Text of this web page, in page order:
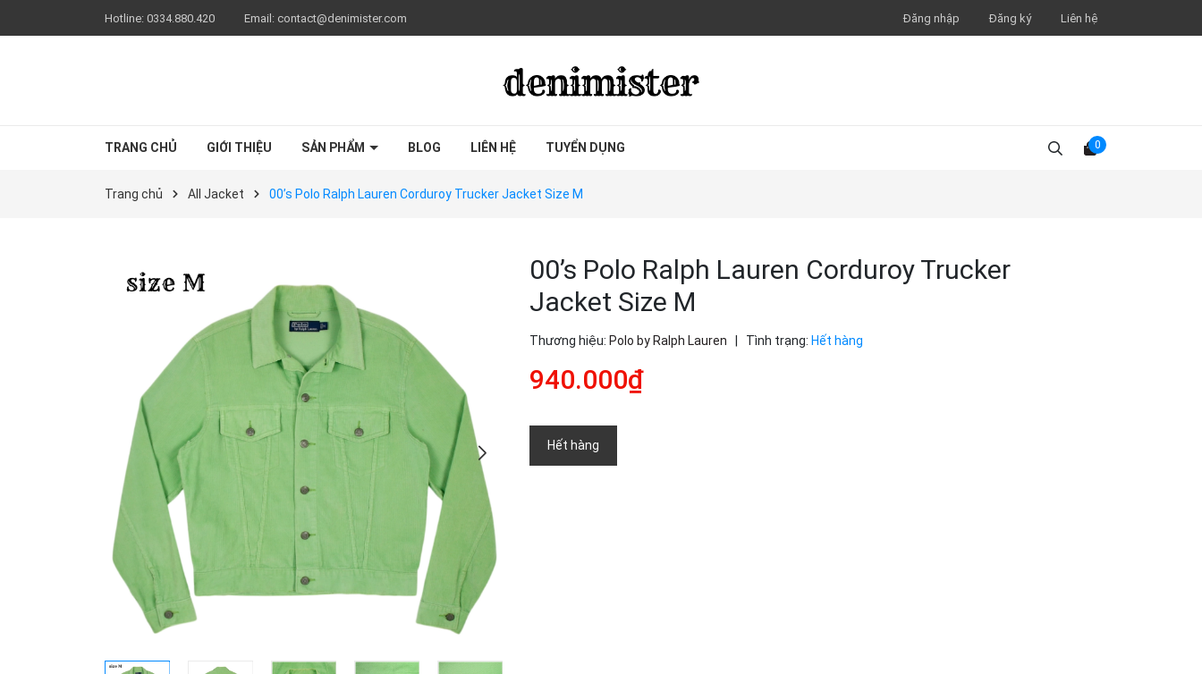
Hotline: 0334.880.420 Email: contact@denimister.com Đăng nhập Đăng ký Liên hệ
TRANG CHỦ GIỚI THIỆU SẢN PHẨM BLOG LIÊN HỆ TUYỂN DỤNG 0
Trang chủ All Jacket 00’s Polo Ralph Lauren Corduroy Trucker Jacket Size M
00’s Polo Ralph Lauren Corduroy Trucker
Jacket Size M
Thương hiệu: Polo by Ralph Lauren Tình trạng: Hết hàng
940.000₫
Hết hàng